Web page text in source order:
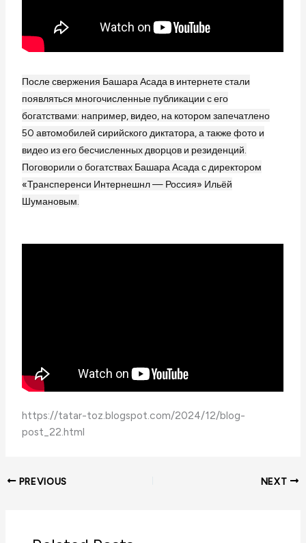
После свержения Башара Асада в интернете стали
появляться многочисленные публикации с его
богатствами: например, видео, на котором запечатлено
50 автомобилей сирийского диктатора, а также фото и
видео из его бесчисленных дворцов и резиденций.
Поговорили о богатствах Башара Асада с директором
«Трансперенси Интернешнл — Россия» Ильёй
Шумановым.
https://tatar-toz.blogspot.com/2024/12/blog-
post_22.html
PREVIOUS NEXT